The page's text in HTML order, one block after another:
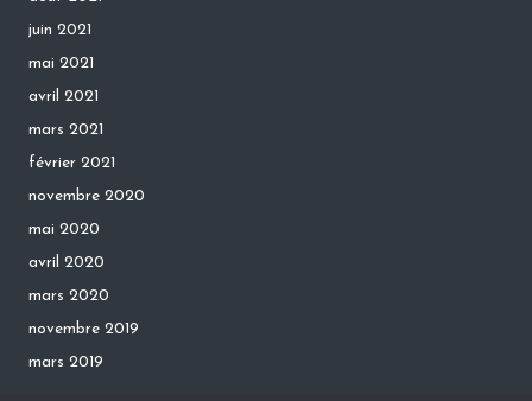
juin 2021
mai 2021
avril 2021
mars 2021
février 2021
novembre 2020
mai 2020
avril 2020
mars 2020
novembre 2019
mars 2019